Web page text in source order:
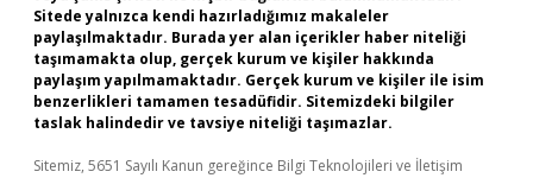
Sitede yalnızca kendi hazırladığımız makaleler
paylaşılmaktadır. Burada yer alan içerikler haber niteliği
taşımamakta olup, gerçek kurum ve kişiler hakkında
paylaşım yapılmamaktadır. Gerçek kurum ve kişiler ile isim
benzerlikleri tamamen tesadüfidir. Sitemizdeki bilgiler
taslak halindedir ve tavsiye niteliği taşımazlar.
Sitemiz, 5651 Sayılı Kanun gereğince Bilgi Teknolojileri ve İletişim